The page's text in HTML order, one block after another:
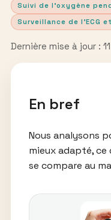
Suivi de l’oxygène
Surveillance de l’ECG
Dernière mise à jour :
En bref
Nous analysons
mieux adapté, ce
se compare au